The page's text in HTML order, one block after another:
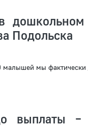
Подольска
малышей мы
выплаты